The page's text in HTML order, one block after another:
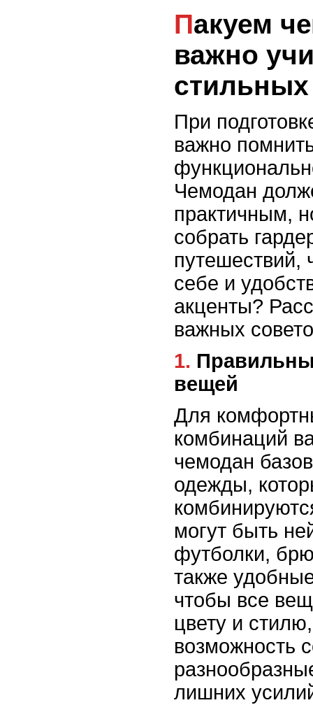
Пакуем чемодан: что
важно
При
важно
Чемодан
практичным,
собрать
путешествий,
себе и
акценты?
важных
1. Правильный выбор базовых
вещей
Для
комбинаций
чемодан
одежды,
могут быть
футболки,
также
чтобы все
цвету и
возможность
лишних